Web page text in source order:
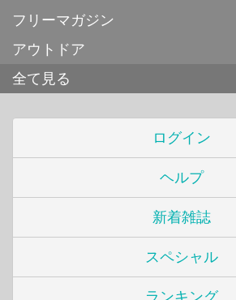
フリーマガジン
アウトドア
全て見る
ログイン
ヘルプ
新着雑誌
スペシャル
ランキング